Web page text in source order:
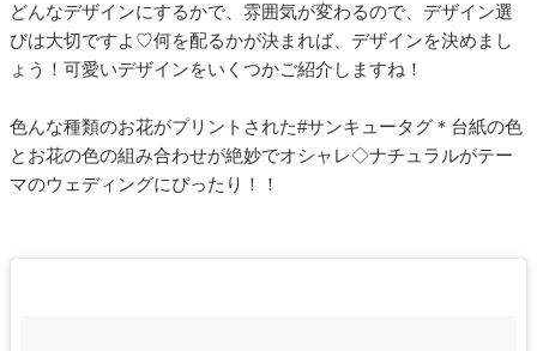
どんなデザインにするかで、雰囲気が変わるので、デザイン選
びは大切ですよ♡何を配るかが決まれば、デザインを決めまし
ょう！可愛いデザインをいくつかご紹介しますね！
色んな種類のお花がプリントされた#サンキュータグ＊台紙の色
とお花の色の組み合わせが絶妙でオシャレ◇ナチュラルがテー
マのウェディングにぴったり！！